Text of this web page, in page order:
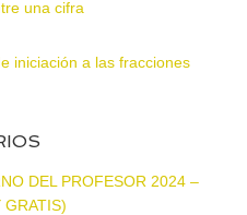
una cifra
iniciación a las fracciones
DEL PROFESOR 2024 –
GRATIS)